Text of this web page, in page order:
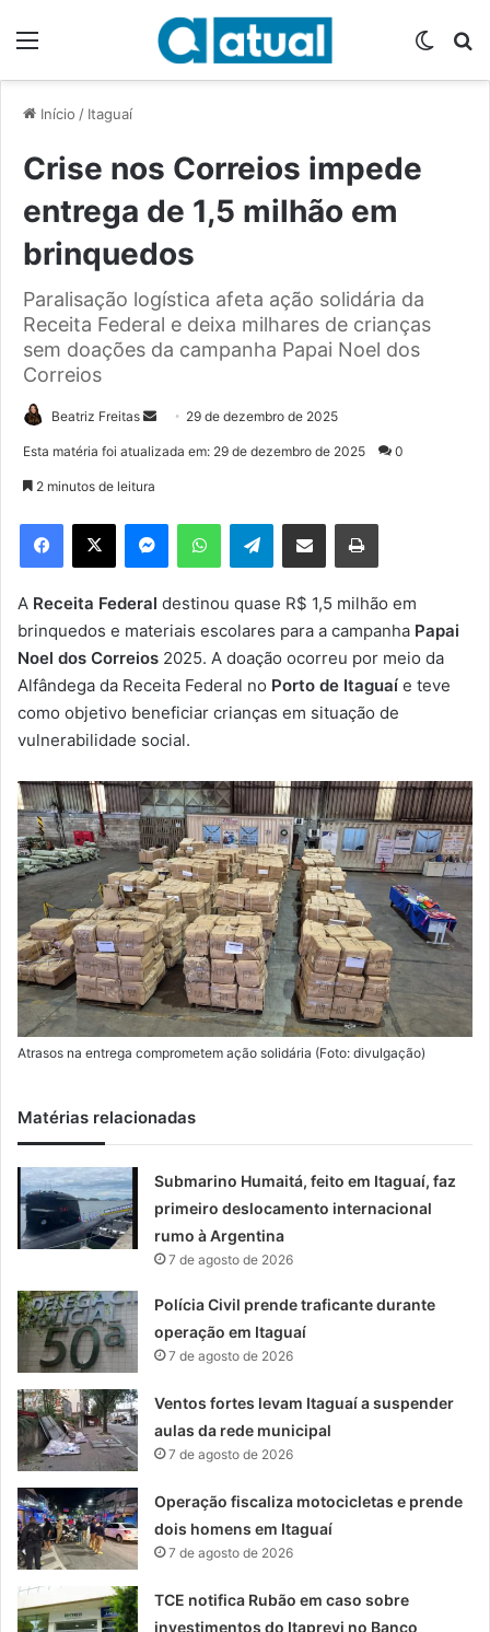
Início / Itaguaí
Crise nos Correios impede
entrega de 1,5 milhão em
brinquedos
Paralisação logística afeta ação solidária da
Receita Federal e deixa milhares de crianças
sem doações da campanha Papai Noel dos
Correios
Beatriz Freitas
e
m
e
-
m
a
29 de dezembro de 2025
Esta matéria foi atualizada em: 29 de dezembro de 2025 0
2 minutos de leitura
Telegram
A Receita Federal destinou quase R$ 1,5 milhão em
brinquedos e materiais escolares para a campanha Papai
Noel dos Correios 2025. A doação ocorreu por meio da
Alfândega da Receita Federal no Porto de Itaguaí e teve
como objetivo beneficiar crianças em situação de
vulnerabilidade social.
Atrasos na entrega comprometem ação solidária (Foto: divulgação)
Matérias relacionadas
Submarino Humaitá, feito em Itaguaí, faz
primeiro deslocamento internacional
rumo à Argentina
7 de agosto de 2026
Polícia Civil prende traficante durante
operação em Itaguaí
7 de agosto de 2026
Ventos fortes levam Itaguaí a suspender
aulas da rede municipal
7 de agosto de 2026
Operação fiscaliza motocicletas e prende
dois homens em Itaguaí
7 de agosto de 2026
TCE notifica Rubão em caso sobre
investimentos do Itaprevi no Banco